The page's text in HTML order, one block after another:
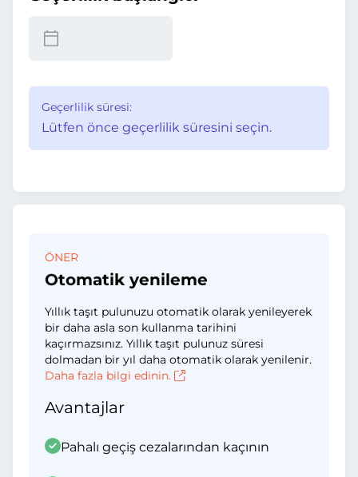
Geçerlilik süresi:
Lütfen önce geçerlilik süresini seçin.
ÖNER
Otomatik yenileme
Yıllık taşıt pulunuzu otomatik olarak yenileyerek
bir daha asla son kullanma tarihini
kaçırmazsınız. Yıllık taşıt pulunuz süresi
dolmadan bir yıl daha otomatik olarak yenilenir.
Daha fazla bilgi edinin.
Avantajlar
Pahalı geçiş cezalarından kaçının